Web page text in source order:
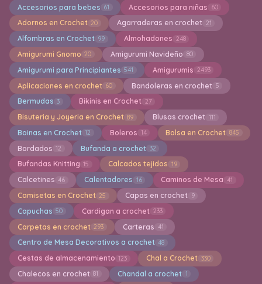
Accesorios para bebes 61 Accesorios para niñas 60
Adornos en Crochet 20 Agarraderas en crochet 21
Alfombras en Crochet 99 Almohadones 248
Amigurumi Gnomo 20 Amigurumi Navideño 80
Amigurumi para Principiantes 541 Amigurumis 2493
Aplicaciones en crochet 60 Bandoleras en crochet 5
Bermudas 3 Bikinis en Crochet 27
Bisuteria y Joyeria en Crochet 89 Blusas crochet 111
Boinas en Crochet 12 Boleros 14 Bolsa en Crochet 845
Bordados 12 Bufanda a crochet 32
Bufandas Knitting 15 Calcados tejidos 19
Calcetines 46 Calentadores 16 Caminos de Mesa 41
Camisetas en Crochet 25 Capas en crochet 9
Capuchas 50 Cardigan a crochet 233
Carpetas en crochet 293 Carteras 41
Centro de Mesa Decorativos a crochet 48
Cestas de almacenamiento 123 Chal a Crochet 330
Chalecos en crochet 81 Chandal a crochet 1